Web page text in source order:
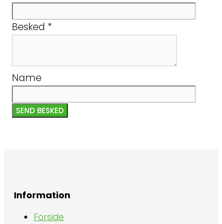
Besked *
Name
SEND BESKED
Information
Forside